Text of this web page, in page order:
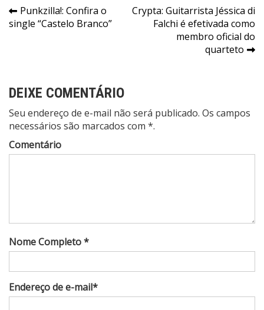
Navegação
de
Punkzilla!: Confira o
single “Castelo Branco”
Crypta: Guitarrista Jéssica di
Falchi é efetivada como
membro oficial do
quarteto
DEIXE COMENTÁRIO
Seu endereço de e-mail não será publicado. Os campos
necessários são marcados com *.
Comentário
Nome Completo *
Endereço de e-mail*